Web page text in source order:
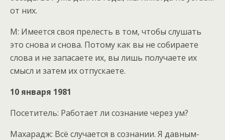
от них.
М: Имеется своя прелесть в том, чтобы слушать
это снова и снова. Потому как вы не собираете
слова и не запасаете их, вы лишь получаете их
смысл и затем их отпускаете.
10 января 1981
Посетитель: Работает ли сознание через ум?
Махарадж: Всё случается в сознании. Я давным-